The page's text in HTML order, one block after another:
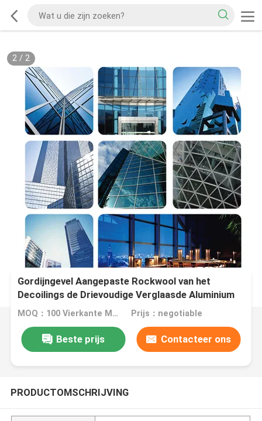
2/ 2
Gordijngevel Aangepaste Rockwool van het
Decoilings de Drievoudige Verglaasde Aluminium
MOQ：100 Vierkante Meters Prijs：negotiable
Beste prijs Contacteer ons
PRODUCTOMSCHRIJVING